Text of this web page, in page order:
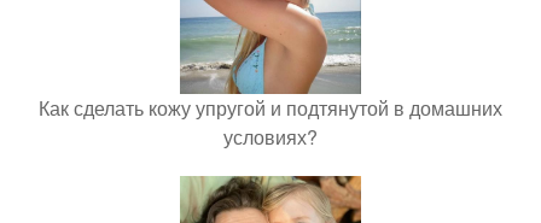
Как сделать кожу упругой и подтянутой в домашних
условиях?